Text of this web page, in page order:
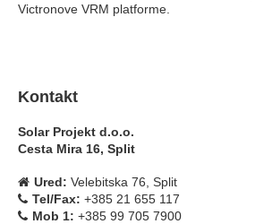
Victronove VRM platforme.
Kontakt
Solar Projekt d.o.o.
Cesta Mira 16, Split
Ured: Velebitska 76, Split
Tel/Fax: +385 21 655 117
Mob 1: +385 99 705 7900